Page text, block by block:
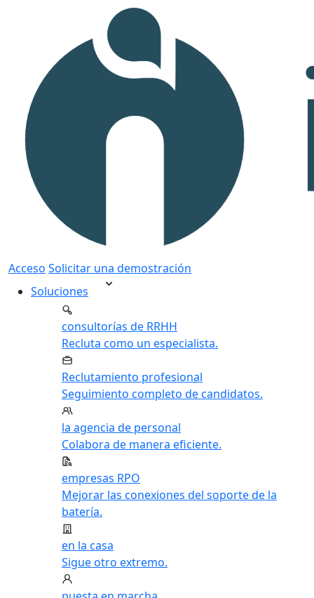
Acceso Solicitar una demostración
Soluciones
consultorías de RRHH
Recluta como un especialista.
Reclutamiento profesional
Seguimiento completo de candidatos.
la agencia de personal
Colabora de manera eficiente.
empresas RPO
Mejorar las conexiones del soporte de la
batería.
en la casa
Sigue otro extremo.